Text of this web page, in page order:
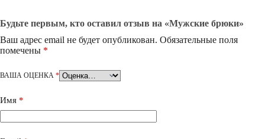
Будьте первым, кто оставил отзыв на «Мужские брюки»
Ваш адрес email не будет опубликован. Обязательные поля
помечены *
ВАША ОЦЕНКА *
Имя *